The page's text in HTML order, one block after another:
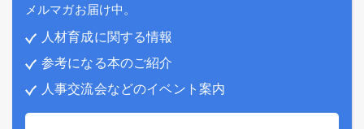
メルマガお届け中。
人材育成に関する情報
参考になる本のご紹介
人事交流会などのイベント案内